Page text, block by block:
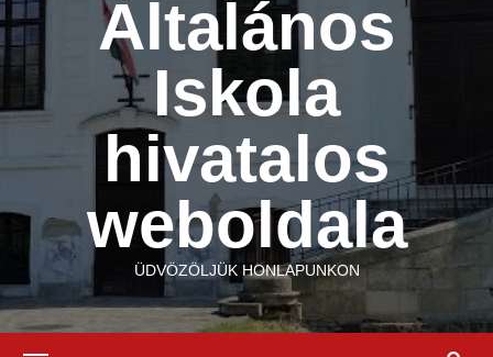
Általános
Iskola
hivatalos
weboldala
ÜDVÖZÖLJÜK HONLAPUNKON